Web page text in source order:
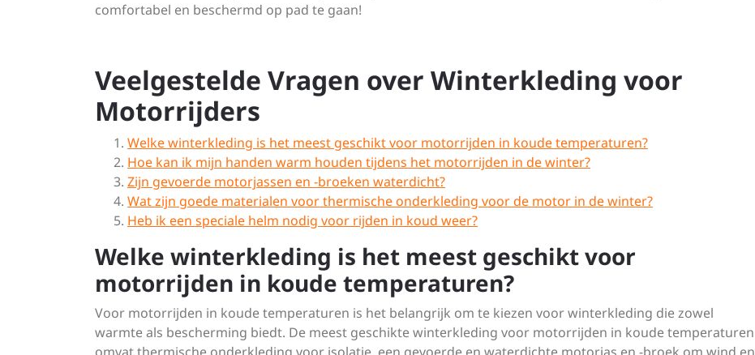
comfortabel en beschermd op pad te gaan!
Veelgestelde Vragen over Winterkleding voor
Motorrijders
Welke winterkleding is het meest geschikt voor motorrijden in koude temperaturen?
Hoe kan ik mijn handen warm houden tijdens het motorrijden in de winter?
Zijn gevoerde motorjassen en -broeken waterdicht?
Wat zijn goede materialen voor thermische onderkleding voor de motor in de winter?
Heb ik een speciale helm nodig voor rijden in koud weer?
Welke winterkleding is het meest geschikt voor
motorrijden in koude temperaturen?
Voor motorrijden in koude temperaturen is het belangrijk om te kiezen voor winterkleding die zowel
warmte als bescherming biedt. De meest geschikte winterkleding voor motorrijden in koude temperaturen